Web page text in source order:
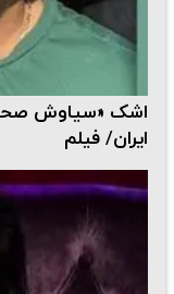
اشک «سیاوش
ایران/ فیلم